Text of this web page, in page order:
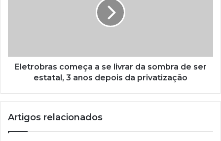
Eletrobras começa a se livrar da sombra de ser
estatal, 3 anos depois da privatização
Artigos relacionados